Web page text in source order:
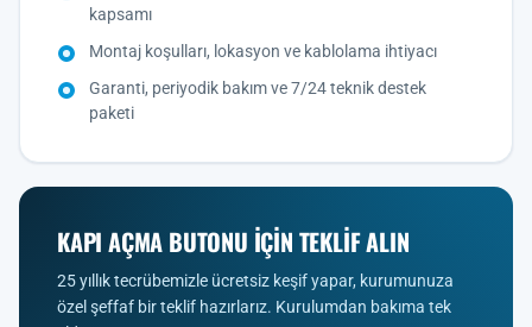
kapsamı
Montaj koşulları, lokasyon ve kablolama ihtiyacı
Garanti, periyodik bakım ve 7/24 teknik destek
paketi
KAPI AÇMA BUTONU IÇIN TEKLIF ALIN
25 yıllık tecrübemizle ücretsiz keşif yapar, kurumunuza
özel şeffaf bir teklif hazırlarız. Kurulumdan bakıma tek